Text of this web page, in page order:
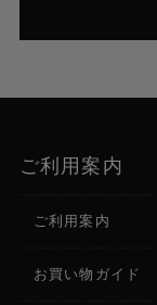
ご利用案内
ご利用案内
お買い物ガイド